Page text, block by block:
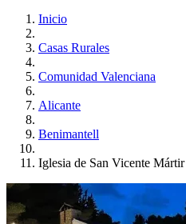
Inicio
Casas Rurales
Comunidad Valenciana
Alicante
Benimantell
Iglesia de San Vicente Mártir